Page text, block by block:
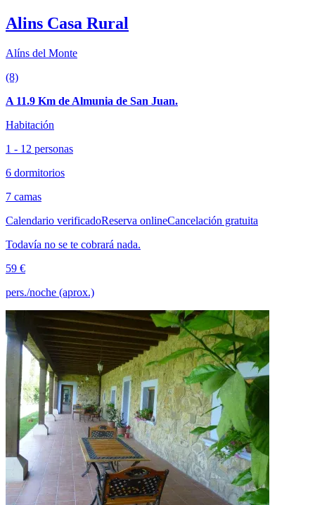
Alins Casa Rural
Alíns del Monte
(8)
A 11.9 Km de Almunia de San Juan.
Habitación
1 - 12 personas
6 dormitorios
7 camas
Calendario verificadoReserva onlineCancelación gratuita
Todavía no se te cobrará nada.
59 €
pers./noche (aprox.)